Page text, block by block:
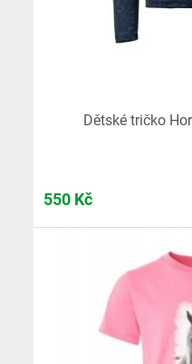
Dětské tričko
550 Kč